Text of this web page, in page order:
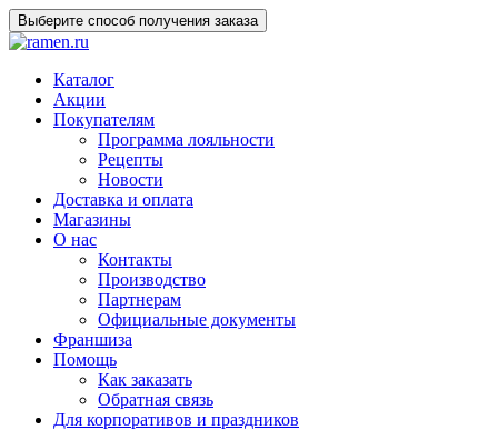
Выберите способ получения заказа
Каталог
Акции
Покупателям
Программа лояльности
Рецепты
Новости
Доставка и оплата
Магазины
О нас
Контакты
Производство
Партнерам
Официальные документы
Франшиза
Помощь
Как заказать
Обратная связь
Для корпоративов и праздников